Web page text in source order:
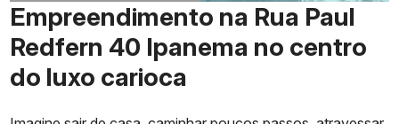
Empreendimento na Rua Paul
Redfern 40 Ipanema no centro
do luxo carioca